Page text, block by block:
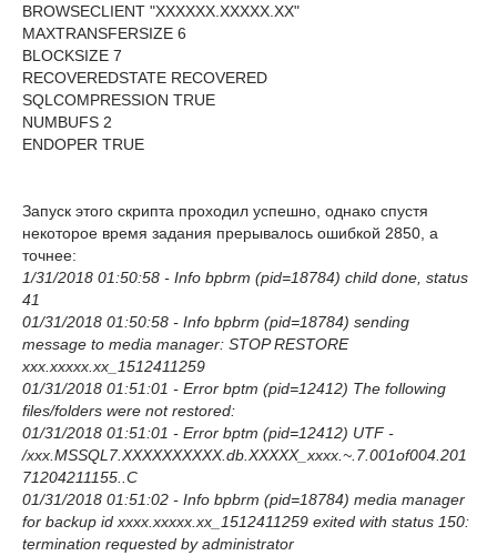
BROWSECLIENT "XXXXXX.XXXXX.XX"
MAXTRANSFERSIZE 6
BLOCKSIZE 7
RECOVEREDSTATE RECOVERED
SQLCOMPRESSION TRUE
NUMBUFS 2
ENDOPER TRUE
Запуск этого скрипта проходил успешно, однако спустя
некоторое время задания прерывалось ошибкой 2850, а
точнее:
1/31/2018 01:50:58 - Info bpbrm (pid=18784) child done, status
41
01/31/2018 01:50:58 - Info bpbrm (pid=18784) sending
message to media manager: STOP RESTORE
xxx.xxxxx.xx_1512411259
01/31/2018 01:51:01 - Error bptm (pid=12412) The following
files/folders were not restored:
01/31/2018 01:51:01 - Error bptm (pid=12412) UTF -
/xxx.MSSQL7.XXXXXXXXXX.db.XXXXX_xxxx.~.7.001of004.201
71204211155..C
01/31/2018 01:51:02 - Info bpbrm (pid=18784) media manager
for backup id xxxx.xxxxx.xx_1512411259 exited with status 150:
termination requested by administrator